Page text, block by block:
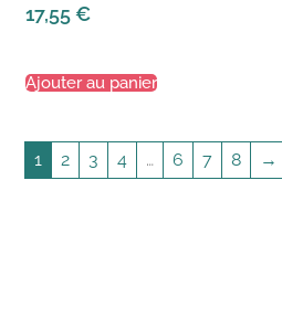
17,55€
Ajouter au panier
1 2 3 4 … 6 7 8 →